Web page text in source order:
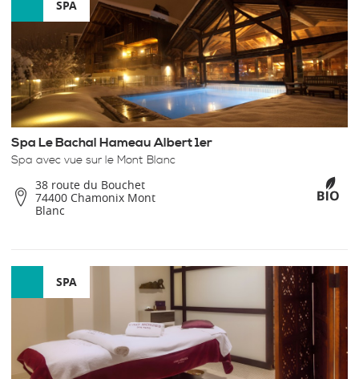
SPA
Spa Le Bachal Hameau Albert 1er
Spa avec vue sur le Mont Blanc
38 route du Bouchet
74400 Chamonix Mont
Blanc
SPA